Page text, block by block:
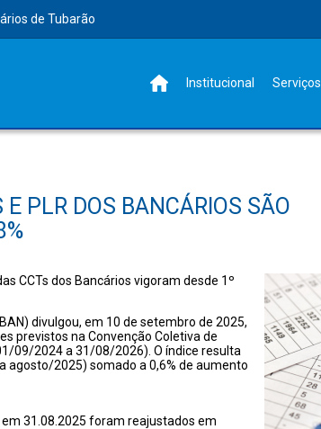
de Tubarão
Institucional Serviços
PLR DOS BANCÁRIOS SÃO
CCTs dos Bancários vigoram desde 1º
divulgou, em 10 de setembro de 2025,
previstos na Convenção Coletiva de
09/2024 a 31/08/2026). O índice resulta
agosto/2025) somado a 0,6% de aumento
31.08.2025 foram reajustados em